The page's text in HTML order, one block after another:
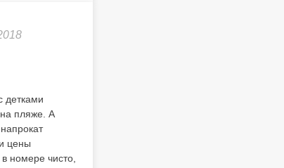
детками
пляже. А
цены
номере чисто,